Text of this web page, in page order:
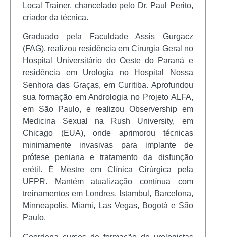
Local Trainer, chancelado pelo Dr. Paul Perito,
criador da técnica.
Graduado pela Faculdade Assis Gurgacz
(FAG), realizou residência em Cirurgia Geral no
Hospital Universitário do Oeste do Paraná e
residência em Urologia no Hospital Nossa
Senhora das Graças, em Curitiba. Aprofundou
sua formação em Andrologia no Projeto ALFA,
em São Paulo, e realizou Observership em
Medicina Sexual na Rush University, em
Chicago (EUA), onde aprimorou técnicas
minimamente invasivas para implante de
prótese peniana e tratamento da disfunção
erétil. É Mestre em Clínica Cirúrgica pela
UFPR. Mantém atualização contínua com
treinamentos em Londres, Istambul, Barcelona,
Minneapolis, Miami, Las Vegas, Bogotá e São
Paulo.